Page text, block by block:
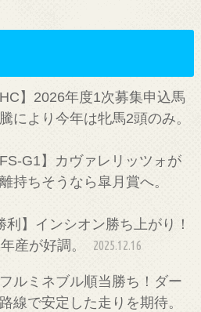
HC】2026年度1次募集申込馬
により今年は牝馬2頭のみ。
FS-G1】カヴァレリッツォが
持ちそうなら皐月賞へ。
利】インシオン勝ち上がり！
産が好調。
2025.12.16
フルミネブル順当勝ち！ダー
線で安定した走りを期待。